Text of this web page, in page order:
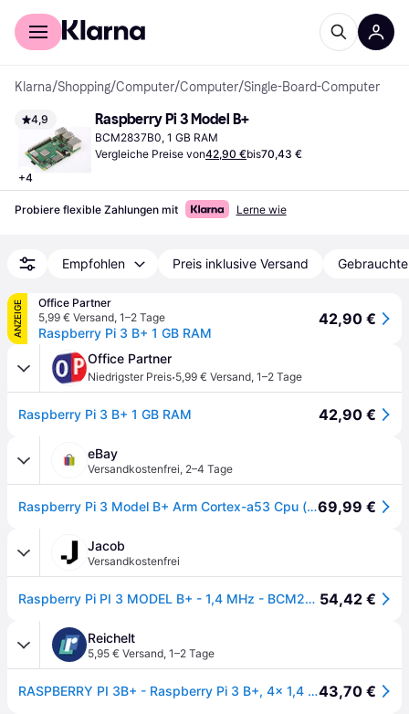
Für Shopper
Klarna/Shopping/Computer/Computer/Single-Board-Computer
4,9
+4
Raspberry Pi 3 Model B+
BCM2837B0, 1 GB RAM
Vergleiche Preise von42,90 €bis70,43 €
Probiere flexible Zahlungen mit Lerne wie
Empfohlen Preis inklusive Versand
ANZEIGE
Office Partner
5,99 € Versand, 1–2 Tage
Raspberry Pi 3 B+ 1 GB RAM
42,90 €
Office Partner
Niedrigster Preis·5,99 € Versand, 1–2 Tage
Raspberry Pi 3 B+ 1 GB RAM 42,90 €
eBay
Versandkostenfrei, 2–4 Tage
Raspberry Pi 3 Model B+ Arm Cortex-a53 Cpu (bcm2837) 1,40ghz 1gb Ddr2 + Netzteil69,99 €
Jacob
Versandkostenfrei
Raspberry Pi PI 3 MODEL B+ - 1,4 MHz - BCM2837B0 - 1 GB - DDR2-SDRAM - MicroSD (TransFlash) - 802.11b,802.11g,Wi-Fi 4 (802.11n),Wi-Fi 5 (802.11ac) (Raspberry Pi 3B+) 54,42 €
Reichelt
5,95 € Versand, 1–2 Tage
RASPBERRY PI 3B+ - Raspberry Pi 3 B+, 4x 1,4 GHz, 1 GB RAM, WLAN, BT43,70 €